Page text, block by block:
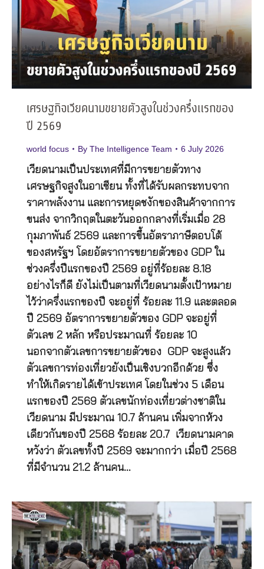
เศรษฐกิจเวียดนามขยายตัวสูงในช่วงครึ่งแรกของ
ปี 2569
world focus By The Intelligence Team 6 July 2026
เวียดนามเป็นประเทศที่มีการขยายตัวทาง
เศรษฐกิจสูงในอาเซียน ทั้งที่ได้รับผลกระทบจาก
ราคาพลังงาน และการหยุดชงักของสินค้าจากการ
ขนส่ง จากวิกฤตในตะวันออกกลางที่เริ่มเมื่อ 28
กุมภาพันธ์ 2569 และการขึ้นอัตราภาษีตอบโต้
ของสหรัฐฯ โดยอัตราการขยายตัวของ GDP ใน
ช่วงครึ่งปีแรกของปี 2569 อยู่ที่ร้อยละ 8.18
อย่างไรก็ดี ยังไม่เป็นตามที่เวียดนามตั้งเป้าหมาย
ไว้ว่าครึ่งแรกของปี จะอยู่ที่ ร้อยละ 11.9 และตลอด
ปี 2569 อัตราการขยายตัวของ GDP จะอยู่ที่
ตัวเลข 2 หลัก หรือประมาณที่ ร้อยละ 10
นอกจากตัวเลขการขยายตัวของ GDP จะสูงแล้ว
ตัวเลขการท่องเที่ยวยังเป็นเชิงบวกอีกด้วย ซึ่ง
ทำให้เกิดรายได้เข้าประเทศ โดยในช่วง 5 เดือน
แรกของปี 2569 ตัวเลขนักท่องเที่ยวต่างชาติใน
เวียดนาม มีประมาณ 10.7 ล้านคน เพิ่มจากห้วง
เดียวกันของปี 2568 ร้อยละ 20.7 เวียดนามคาด
หวังว่า ตัวเลขทั้งปี 2569 จะมากกว่า เมื่อปี 2568
ที่มีจำนวน 21.2 ล้านคน…